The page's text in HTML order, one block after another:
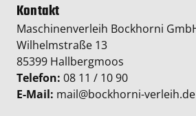
Kontakt
Maschinenverleih Bockhorni
Wilhelmstraße 13
85399 Hallbergmoos
Telefon: 08 11 / 10 90
E-Mail: mail@bockhorni-verleih.de